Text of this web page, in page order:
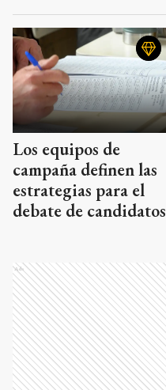
Los equipos de
campaña definen las
estrategias para el
debate de candidatos
Ads